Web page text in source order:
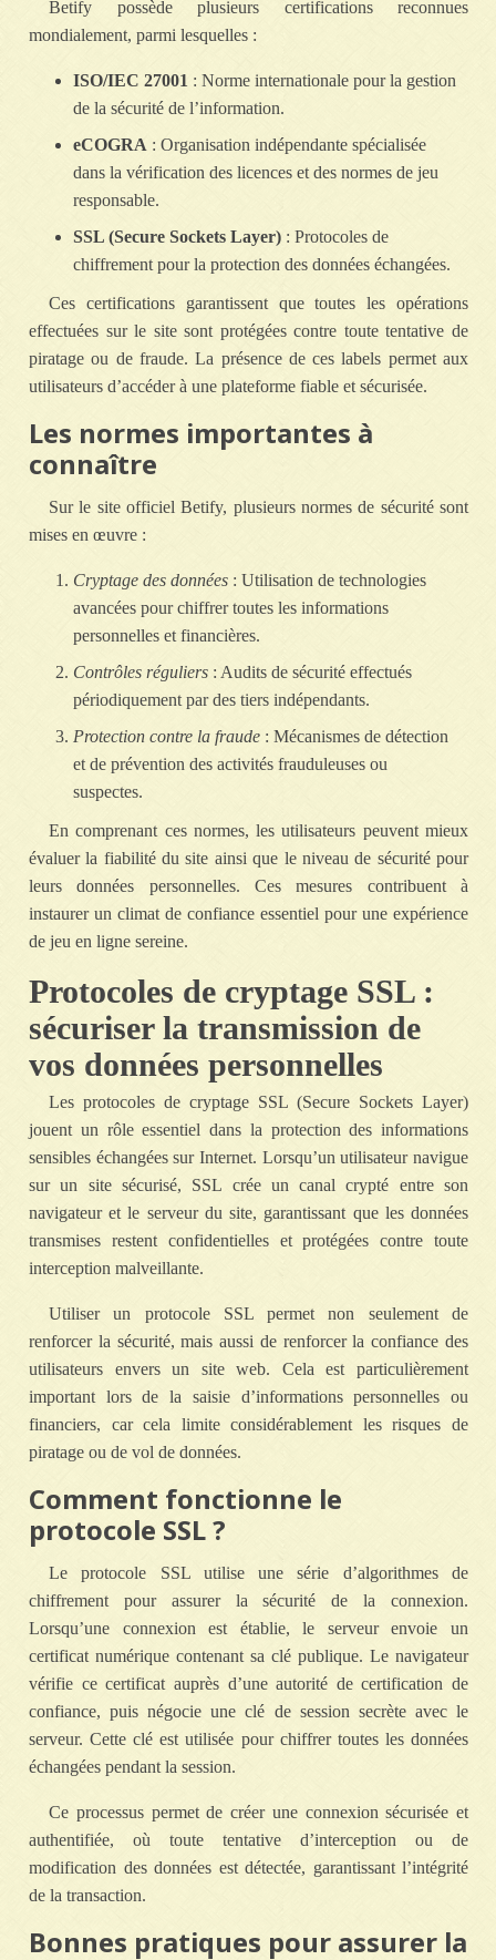
Betify possède plusieurs certifications reconnues
mondialement, parmi lesquelles :
ISO/IEC 27001 : Norme internationale pour la gestion
de la sécurité de l’information.
eCOGRA : Organisation indépendante spécialisée
dans la vérification des licences et des normes de jeu
responsable.
SSL (Secure Sockets Layer) : Protocoles de
chiffrement pour la protection des données échangées.
Ces certifications garantissent que toutes les opérations
effectuées sur le site sont protégées contre toute tentative de
piratage ou de fraude. La présence de ces labels permet aux
utilisateurs d’accéder à une plateforme fiable et sécurisée.
Les normes importantes à
connaître
Sur le site officiel Betify, plusieurs normes de sécurité sont
mises en œuvre :
Cryptage des données : Utilisation de technologies
avancées pour chiffrer toutes les informations
personnelles et financières.
Contrôles réguliers : Audits de sécurité effectués
périodiquement par des tiers indépendants.
Protection contre la fraude : Mécanismes de détection
et de prévention des activités frauduleuses ou
suspectes.
En comprenant ces normes, les utilisateurs peuvent mieux
évaluer la fiabilité du site ainsi que le niveau de sécurité pour
leurs données personnelles. Ces mesures contribuent à
instaurer un climat de confiance essentiel pour une expérience
de jeu en ligne sereine.
Protocoles de cryptage SSL :
sécuriser la transmission de
vos données personnelles
Les protocoles de cryptage SSL (Secure Sockets Layer)
jouent un rôle essentiel dans la protection des informations
sensibles échangées sur Internet. Lorsqu’un utilisateur navigue
sur un site sécurisé, SSL crée un canal crypté entre son
navigateur et le serveur du site, garantissant que les données
transmises restent confidentielles et protégées contre toute
interception malveillante.
Utiliser un protocole SSL permet non seulement de
renforcer la sécurité, mais aussi de renforcer la confiance des
utilisateurs envers un site web. Cela est particulièrement
important lors de la saisie d’informations personnelles ou
financiers, car cela limite considérablement les risques de
piratage ou de vol de données.
Comment fonctionne le
protocole SSL ?
Le protocole SSL utilise une série d’algorithmes de
chiffrement pour assurer la sécurité de la connexion.
Lorsqu’une connexion est établie, le serveur envoie un
certificat numérique contenant sa clé publique. Le navigateur
vérifie ce certificat auprès d’une autorité de certification de
confiance, puis négocie une clé de session secrète avec le
serveur. Cette clé est utilisée pour chiffrer toutes les données
échangées pendant la session.
Ce processus permet de créer une connexion sécurisée et
authentifiée, où toute tentative d’interception ou de
modification des données est détectée, garantissant l’intégrité
de la transaction.
Bonnes pratiques pour assurer la